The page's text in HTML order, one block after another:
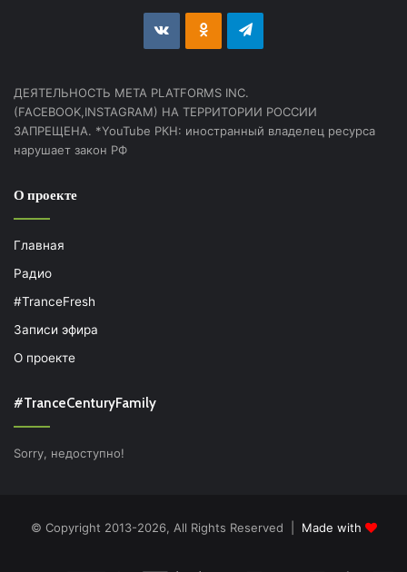
vk.com Odnoklassniki
Telegram
ДЕЯТЕЛЬНОСТЬ МЕТА PLATFORMS INC.
(FACEBOOK,INSTAGRAM) НА ТЕРРИТОРИИ РОССИИ
ЗАПРЕЩЕНА. *YouTube РКН: иностранный владелец ресурса
нарушает закон РФ
О проекте
Главная
Радио
#TranceFresh
Записи эфира
О проекте
#TranceCenturyFamily
Sorry, недоступно!
© Copyright 2013-2026, All Rights Reserved | Made with